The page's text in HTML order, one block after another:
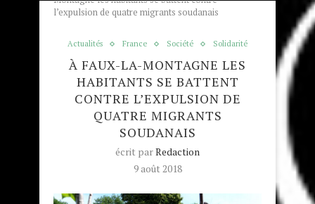
l’expulsion de quatre migrants soudanais
Actualités France Société Solidarité
À FAUX-LA-MONTAGNE LES
HABITANTS SE BATTENT
CONTRE L’EXPULSION DE
QUATRE MIGRANTS
SOUDANAIS
écrit parRedaction
9 août 2018